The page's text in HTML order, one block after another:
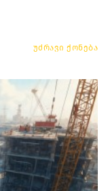
უძრავი ქონება